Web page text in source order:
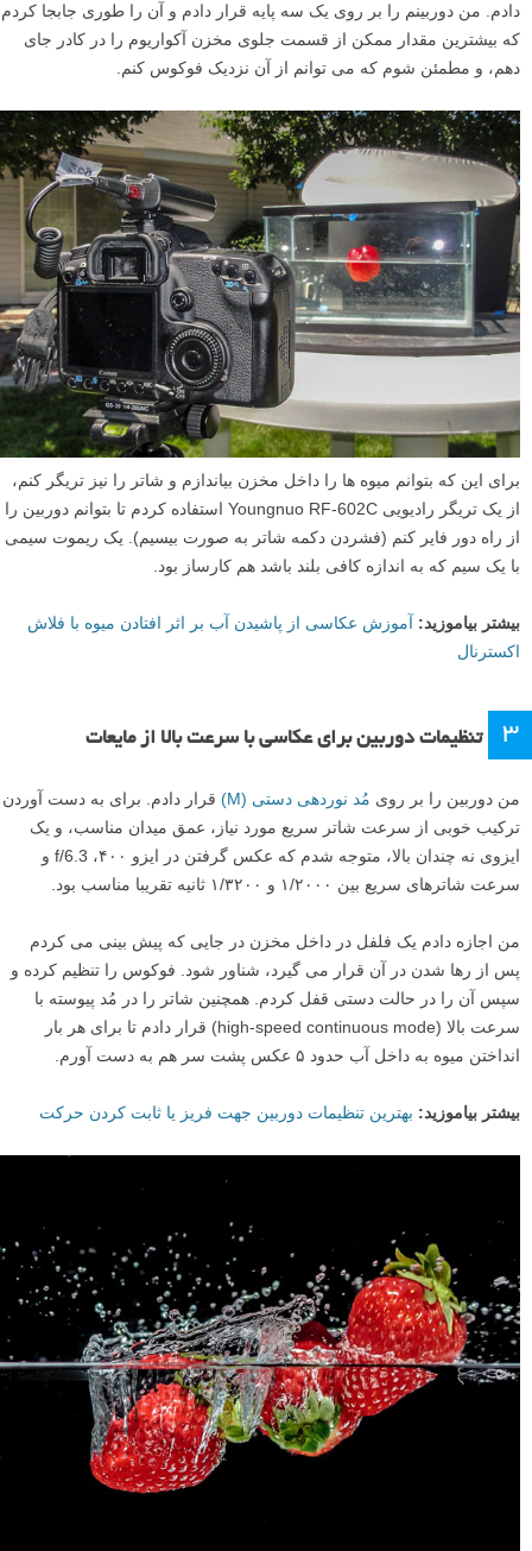
دادم. من دوربینم را بر روی یک سه پایه قرار دادم و آن را طوری جابجا کردم
که بیشترین مقدار ممکن از قسمت جلوی مخزن آکواریوم را در کادر جای
دهم، و مطمئن شوم که می توانم از آن نزدیک فوکوس کنم.
برای این که بتوانم میوه ها را داخل مخزن بیاندازم و شاتر را نیز تریگر کنم،
از یک تریگر رادیویی Youngnuo RF-602C استفاده کردم تا بتوانم دوربین را
از راه دور فایر کنم (فشردن دکمه شاتر به صورت بیسیم). یک ریموت سیمی
با یک سیم که به اندازه کافی بلند باشد هم کارساز بود.
بیشتر بیاموزید: آموزش عکاسی از پاشیدن آب بر اثر افتادن میوه با فلاش
اکسترنال
۳ تنظیمات دوربین برای عکاسی با سرعت بالا از مایعات
من دوربین را بر روی مُد نوردهی دستی (M)
قرار دادم. برای به دست آوردن
ترکیب خوبی از سرعت شاتر سریع مورد نیاز، عمق میدان مناسب، و یک
ایزوی نه چندان بالا، متوجه شدم که عکس گرفتن در ایزو ۴۰۰، f/6.3 و
سرعت شاترهای سریع بین ۱/۲۰۰۰ و ۱/۳۲۰۰ ثانیه تقریبا مناسب بود.
من اجازه دادم یک فلفل در داخل مخزن در جایی که پیش بینی می کردم
پس از رها شدن در آن قرار می گیرد، شناور شود. فوکوس را تنظیم کرده و
سپس آن را در حالت دستی قفل کردم. همچنین شاتر را در مُد پیوسته با
سرعت بالا (high-speed continuous mode) قرار دادم تا برای هر بار
انداختن میوه به داخل آب حدود ۵ عکس پشت سر هم به دست آورم.
بیشتر بیاموزید: بهترین تنظیمات دوربین جهت فریز یا ثابت کردن حرکت